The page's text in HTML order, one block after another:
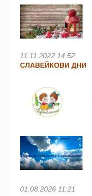
11.11.2022 14:52
СЛАВЕЙКОВИ ДНИ
01.08.2026 11:21